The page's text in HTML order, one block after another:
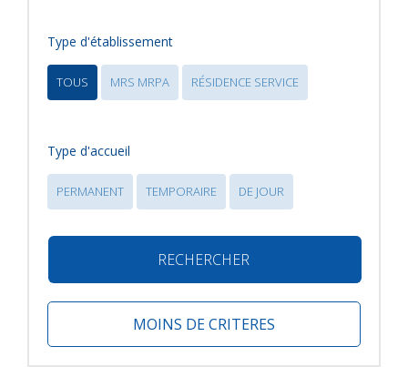
Type d'établissement
TOUS MRS MRPA RÉSIDENCE SERVICE
Type d'accueil
PERMANENT TEMPORAIRE DE JOUR
RECHERCHER
MOINS DE CRITERES